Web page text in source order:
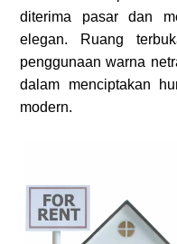
diterima pasar dan
elegan. Ruang
penggunaan warna
dalam menciptakan
modern.